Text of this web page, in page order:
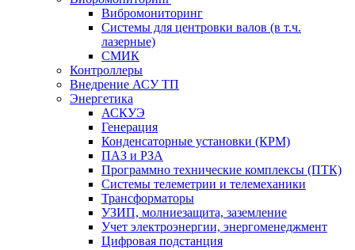
Вибромониторинг
Системы для центровки валов (в т.ч.
лазерные)
СМИК
Контроллеры
Внедрение АСУ ТП
Энергетика
АСКУЭ
Генерация
Конденсаторные установки (КРМ)
ПАЗ и РЗА
Программно технические комплексы (ПТК)
Системы телеметрии и телемеханики
Трансформаторы
УЗИП, молниезащита, заземление
Учет электроэнергии, энергоменеджмент
Цифровая подстанция